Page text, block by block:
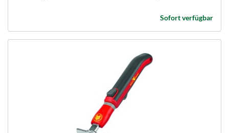
Sofort verfügbar